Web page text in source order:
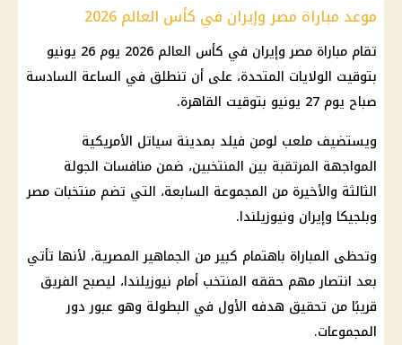
موعد مباراة مصر وإيران في كأس العالم 2026
تقام مباراة مصر وإيران في كأس العالم 2026 يوم 26 يونيو
بتوقيت الولايات المتحدة، على أن تنطلق في الساعة السادسة
صباح يوم 27 يونيو بتوقيت القاهرة.
ويستضيف ملعب لومن فيلد بمدينة سياتل الأمريكية
المواجهة المرتقبة بين المنتخبين، ضمن منافسات الجولة
الثالثة والأخيرة من المجموعة السابعة، التي تضم منتخبات مصر
وبلجيكا وإيران ونيوزيلندا.
وتحظى المباراة باهتمام كبير من الجماهير المصرية، لأنها تأتي
بعد انتصار مهم حققه المنتخب أمام نيوزيلندا، ليصبح الفريق
قريبًا من تحقيق هدفه الأول في البطولة وهو عبور دور
المجموعات.